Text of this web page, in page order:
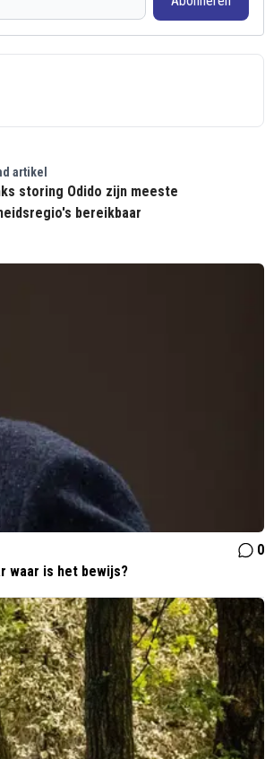
artikel
storing Odido zijn meeste
bereikbaar
0
waar is het bewijs?